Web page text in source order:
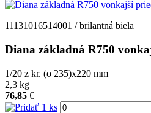
11131016514001 / brilantná biela
Diana základná R750
1/20 z kr. (o 235)x220 mm
2,3 kg
76,85 €